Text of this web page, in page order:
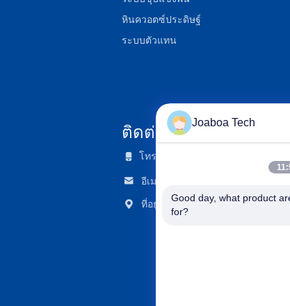
หินควอตซ์ประดิษฐ์
ระบบตัวแทน
ติดต่อเรา
 โทรศัพท์
 อีเมล
 ที่อยู่
ชั้น 16, No.2 North
Joaboa Tech
Good day, what product
for?